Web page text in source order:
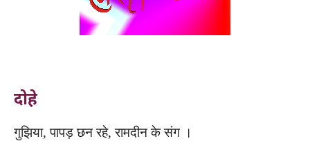
दोहे
गुझिया, पापड़ छन रहे, रामदीन के संग ।